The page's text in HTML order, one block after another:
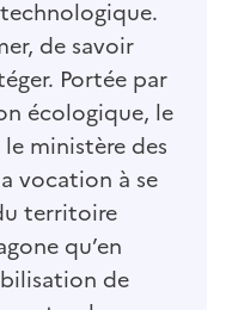
de savoir
Portée par
écologique, le
ministère des
vocation à se
territoire
qu’en
de